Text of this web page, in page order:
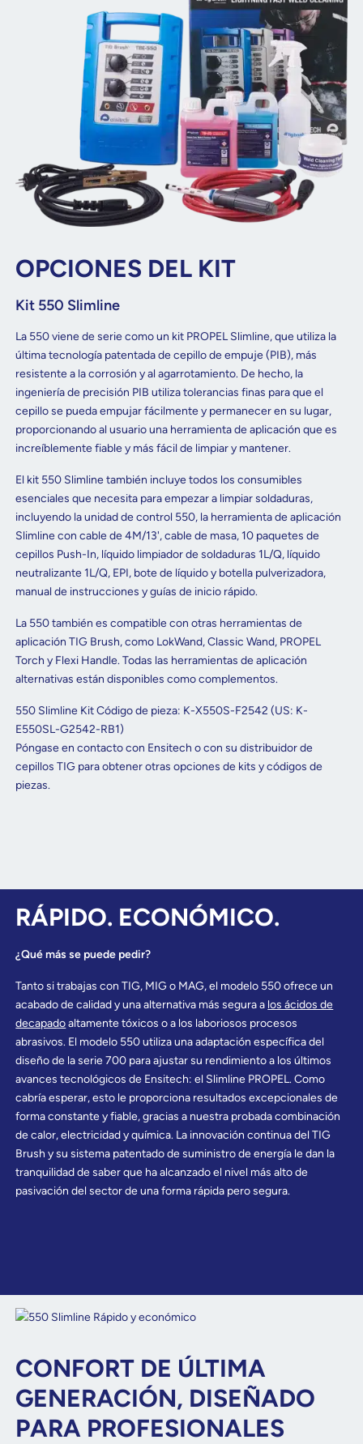
OPCIONES DEL KIT
Kit 550 Slimline
La 550 viene de serie como un kit PROPEL Slimline, que utiliza la
última tecnología patentada de cepillo de empuje (PIB), más
resistente a la corrosión y al agarrotamiento. De hecho, la
ingeniería de precisión PIB utiliza tolerancias finas para que el
cepillo se pueda empujar fácilmente y permanecer en su lugar,
proporcionando al usuario una herramienta de aplicación que es
increíblemente fiable y más fácil de limpiar y mantener.
El kit 550 Slimline también incluye todos los consumibles
esenciales que necesita para empezar a limpiar soldaduras,
incluyendo la unidad de control 550, la herramienta de aplicación
Slimline con cable de 4M/13', cable de masa, 10 paquetes de
cepillos Push-In, líquido limpiador de soldaduras 1L/Q, líquido
neutralizante 1L/Q, EPI, bote de líquido y botella pulverizadora,
manual de instrucciones y guías de inicio rápido.
La 550 también es compatible con otras herramientas de
aplicación TIG Brush, como LokWand, Classic Wand, PROPEL
Torch y Flexi Handle. Todas las herramientas de aplicación
alternativas están disponibles como complementos.
550 Slimline Kit Código de pieza: K-X550S-F2542 (US: K-
E550SL-G2542-RB1)
Póngase en contacto con Ensitech o con su distribuidor de
cepillos TIG para obtener otras opciones de kits y códigos de
piezas.
RÁPIDO. ECONÓMICO.
¿Qué más se puede pedir?
Tanto si trabajas con TIG, MIG o MAG, el modelo 550 ofrece un
acabado de calidad y una alternativa más segura a los ácidos de
decapadoaltamente tóxicos o a los laboriosos procesos
abrasivos. El modelo 550 utiliza una adaptación específica del
diseño de la serie 700 para ajustar su rendimiento a los últimos
avances tecnológicos de Ensitech: el Slimline PROPEL. Como
cabría esperar, esto le proporciona resultados excepcionales de
forma constante y fiable, gracias a nuestra probada combinación
de calor, electricidad y química. La innovación continua del TIG
Brush y su sistema patentado de suministro de energía le dan la
tranquilidad de saber que ha alcanzado el nivel más alto de
pasivación del sector de una forma rápida pero segura.
CONFORT DE ÚLTIMA
GENERACIÓN, DISEÑADO
PARA PROFESIONALES